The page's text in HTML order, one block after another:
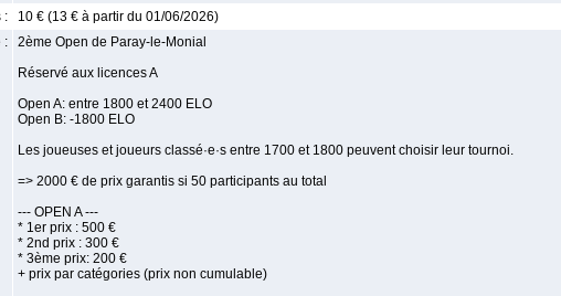
:
10 € (13 € à partir du 01/06/2026)
:
2ème Open de Paray-le-Monial
Réservé aux licences A
Open A: entre 1800 et 2400 ELO
Open B: -1800 ELO
Les joueuses et joueurs classé·e·s entre 1700 et 1800 peuvent choisir leur tournoi.
=> 2000 € de prix garantis si 50 participants au total
--- OPEN A ---
* 1er prix : 500 €
* 2nd prix : 300 €
* 3ème prix: 200 €
+ prix par catégories (prix non cumulable)